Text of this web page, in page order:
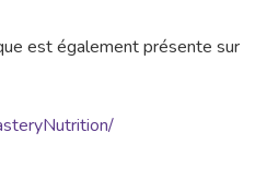
est également présente sur